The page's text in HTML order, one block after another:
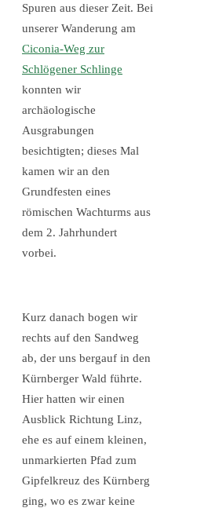
Spuren aus dieser Zeit. Bei
unserer Wanderung am
Ciconia-Weg zur
Schlögener Schlinge
konnten wir
archäologische
Ausgrabungen
besichtigten; dieses Mal
kamen wir an den
Grundfesten eines
römischen Wachturms aus
dem 2. Jahrhundert
vorbei.
Kurz danach bogen wir
rechts auf den Sandweg
ab, der uns bergauf in den
Kürnberger Wald führte.
Hier hatten wir einen
Ausblick Richtung Linz,
ehe es auf einem kleinen,
unmarkierten Pfad zum
Gipfelkreuz des Kürnberg
ging, wo es zwar keine